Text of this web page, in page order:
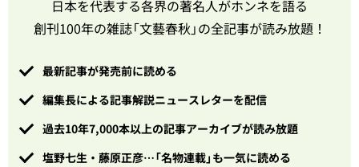
日本を代表する各界の著名人がホンネを語る
創刊100年の雑誌「文藝春秋」の全記事が読み放題！
最新記事が発売前に読める
編集長による記事解説ニュースレターを配信
過去10年7,000本以上の記事アーカイブが読み放題
塩野七生・藤原正彦…「名物連載」も一気に読める